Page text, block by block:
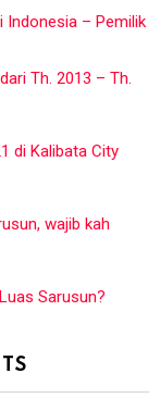
Indonesia – Pemilik
Th. 2013 – Th.
di Kalibata City
wajib kah
Sarusun?